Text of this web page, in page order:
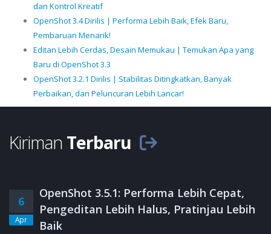
dan Kontrol Kreatif
OpenShot 3.4 Dirilis | Performa Lebih Baik, Efek Baru,
Pembaruan Menarik!
Editan Lebih Cerdas, Desain Memukau | Temukan Apa yang
Baru di OpenShot 3.3
OpenShot 3.2.1 Dirilis | Stabilitas Ditingkatkan, Banyak
Perbaikan, dan Peluncuran Lebih Lancar!
Kiriman Terbaru
6
Apr
OpenShot 3.5.1: Performa Lebih Cepat,
Pengeditan Lebih Halus, Pratinjau Lebih
Baik